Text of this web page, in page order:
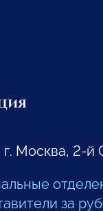
г. Москва, 2-й
за